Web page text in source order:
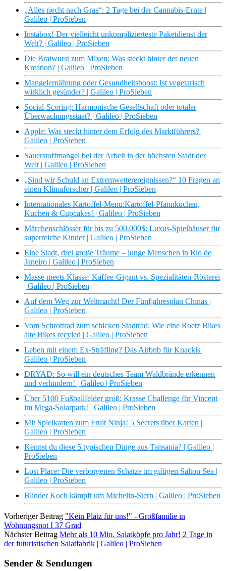
„Alles riecht nach Gras“: 2 Tage bei der Cannabis-Ernte |
Galileo | ProSieben
Instabox! Der vielleicht unkomplizierteste Paketdienst der
Welt? | Galileo | ProSieben
Die Bratwurst zum Mixen: Was steckt hinter der neuen
Kreation? | Galileo | ProSieben
Mangelernährung oder Gesundheitsboost: Ist vegetarisch
wirklich gesünder? | Galileo | ProSieben
Social-Scoring: Harmonische Gesellschaft oder totaler
Überwachungsstaat? | Galileo | ProSieben
Apple: Was steckt hinter dem Erfolg des Marktführers? |
Galileo | ProSieben
Sauerstoffmangel bei der Arbeit in der höchsten Stadt der
Welt | Galileo | ProSieben
„Sind wir Schuld an Extremwetterereignissen?“ 10 Fragen an
einen Klimaforscher | Galileo | ProSieben
Internationales Kartoffel-Menu:Kartoffel-Pfannkuchen,
Kuchen & Cupcakes! | Galileo | ProSieben
Märchenschlösser für bis zu 500.000$: Luxus-Spielhäuser für
superreiche Kinder | Galileo | ProSieben
Eine Stadt, drei große Träume – junge Menschen in Rio de
Janeiro | Galileo | ProSieben
Masse meets Klasse: Kaffee-Gigant vs. Spezialitäten-Rösterei
| Galileo | ProSieben
Auf dem Weg zur Weltmacht! Der Fünfjahresplan Chinas |
Galileo | ProSieben
Vom Schrottrad zum schicken Stadtrad: Wie eine Roetz Bikes
alte Bikes recyled | Galileo | ProSieben
Leben mit einem Ex-Sträfling? Das Airbnb für Knackis |
Galileo | ProSieben
DRYAD: So will ein deutsches Team Waldbrände erkennen
und verhindern! | Galileo | ProSieben
Über 5100 Fußballfelder groß: Krasse Challenge für Vincent
im Mega-Solarpark! | Galileo | ProSieben
Mit Spielkarten zum Fruit Ninja! 5 Secrets über Karten |
Galileo | ProSieben
Kennst du diese 5 typischen Dinge aus Tansania? | Galileo |
ProSieben
Lost Place: Die verborgenen Schätze im giftigen Salton Sea |
Galileo | ProSieben
Blinder Koch kämpft um Michelin-Stern | Galileo | ProSieben
Vorheriger Beitrag "Kein Platz für uns!" - Großfamilie in
Wohnungsnot I 37 Grad
Nächster Beitrag Mehr als 10 Mio. Salatköpfe pro Jahr! 2 Tage in
der futuristischen Salatfabrik | Galileo | ProSieben
Sender & Sendungen